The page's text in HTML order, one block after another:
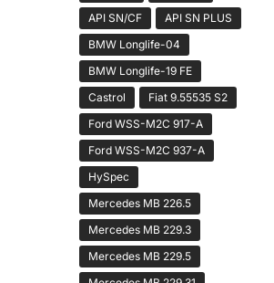
API SN/CF
API SN PLUS
BMW Longlife-04
BMW Longlife-19 FE
Castrol
Fiat 9.55535 S2
Ford WSS-M2C 917-A
Ford WSS-M2C 937-A
HySpec
Mercedes MB 226.5
Mercedes MB 229.3
Mercedes MB 229.5